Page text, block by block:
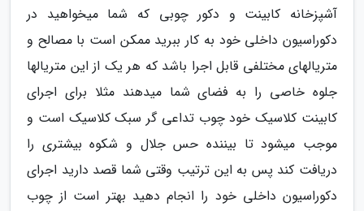
آشپزخانه کابینت و دکور چوبی که شما میخواهید در
دکوراسیون داخلی خود به کار ببرید ممکن است با مصالح و
متریالهای مختلفی قابل اجرا باشد که هر یک از این متریالها
جلوه خاصی را به فضای شما میدهند مثلا برای اجرای
کابینت کلاسیک خود چوب تداعی گر سبک کلاسیک است و
موجب میشود تا بیننده حس جلال و شکوه بیشتری را
دریافت کند پس به این ترتیب وقتی شما قصد دارید اجرای
دکوراسیون داخلی خود را انجام دهید بهتر است از چوب